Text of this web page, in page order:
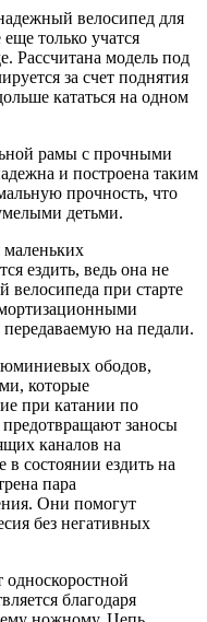
велосипед для
только учатся
Рассчитана модель под
за счет поднятия
кататься на одном
рамы с прочными
и построена таким
прочность, что
детьми.
маленьких
ездить, ведь она не
при старте
на педали.
ободов,
которые
при катании по
предотвращают заносы
каналов на
в состоянии ездить на
пара
Они помогут
без негативных
односкоростной
благодаря